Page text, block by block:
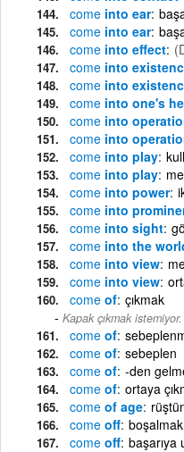
come into ear
come into ear
come into effect
come into
come into
come into one's
come into
come into
come into play
come into play
come into power
come into
come into sight
come into the
come into view
come into view
come of çıkmak
Kapak çıkmak istemiyor.
come of
come of sebeplen
come of -den
come of ortaya
come of age
come off boşalmak
come off başarıya